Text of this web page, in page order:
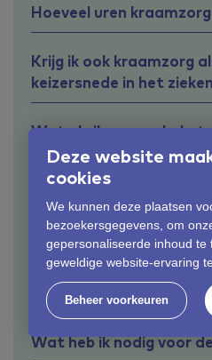
Deze website
cookies
We kunnen deze plaatsen
bezoekersgegevens, om
gepersonaliseerde inhoud te
geweldige website-ervaring
Beheer voorkeuren
Hoeveel uren kraamzorg
Krijg ik ook kraamzorg
keizersnede in het
Wat als ik vragen heb,
kraamverzorgende al
de kraamweek?
Wat kost kraamzorg?
Wat doet mijn
allemaal?
Wat heb ik nodig voor